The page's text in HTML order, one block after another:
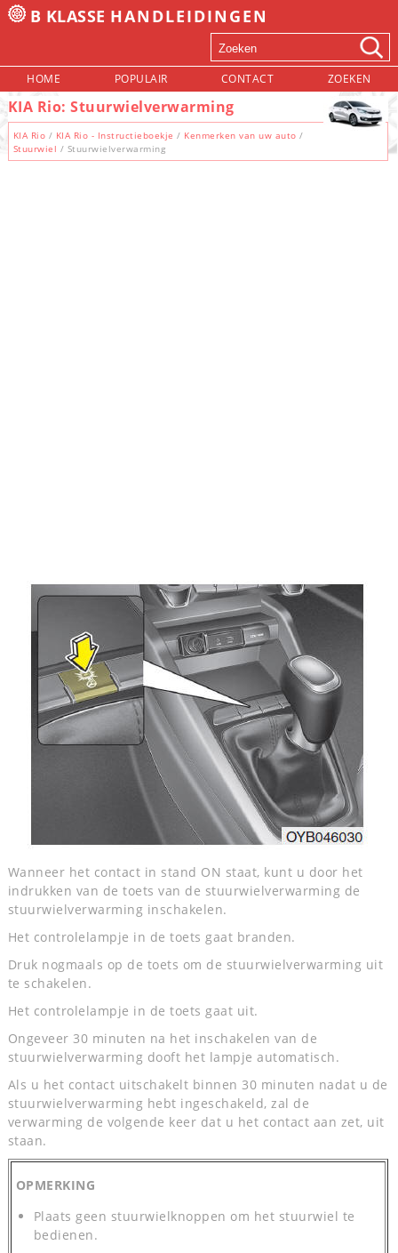
B KLASSE HANDLEIDINGEN
HOME POPULAIR CONTACT ZOEKEN
KIA Rio: Stuurwielverwarming
KIA Rio / KIA Rio - Instructieboekje / Kenmerken van uw auto /
Stuurwiel / Stuurwielverwarming
Wanneer het contact in stand ON staat, kunt u door het
indrukken van de toets van de stuurwielverwarming de
stuurwielverwarming inschakelen.
Het controlelampje in de toets gaat branden.
Druk nogmaals op de toets om de stuurwielverwarming uit
te schakelen.
Het controlelampje in de toets gaat uit.
Ongeveer 30 minuten na het inschakelen van de
stuurwielverwarming dooft het lampje automatisch.
Als u het contact uitschakelt binnen 30 minuten nadat u de
stuurwielverwarming hebt ingeschakeld, zal de
verwarming de volgende keer dat u het contact aan zet, uit
staan.
OPMERKING
Plaats geen stuurwielknoppen om het stuurwiel te
bedienen.